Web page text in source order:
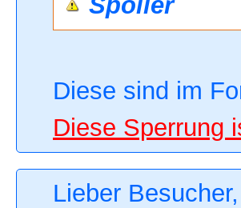
Diese sind im
Diese Sperrung
Lieber